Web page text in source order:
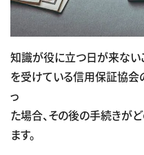
知識が役に立つ日が来ない
を受けている信用保証協会
っ
た場合、その後の手続きが
ます。